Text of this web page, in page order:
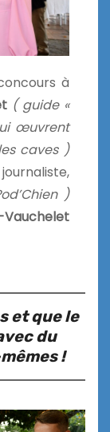
à
( guide «
œuvrent
caves )
)
et que le
du
!